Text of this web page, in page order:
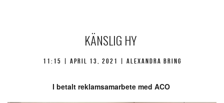
KÄNSLIG HY
11:15 | april 13, 2021 | Alexandra Bring
I betalt reklamsamarbete med ACO